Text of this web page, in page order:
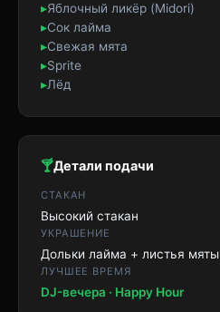
▸Яблочный ликёр (Midori)
▸Сок лайма
▸Свежая мята
▸Sprite
▸Лёд
🍸Детали подачи
СТАКАН
Высокий стакан
УКРАШЕНИЕ
Дольки лайма + листья мяты
ЛУЧШЕЕ ВРЕМЯ
DJ-вечера · Happy Hour